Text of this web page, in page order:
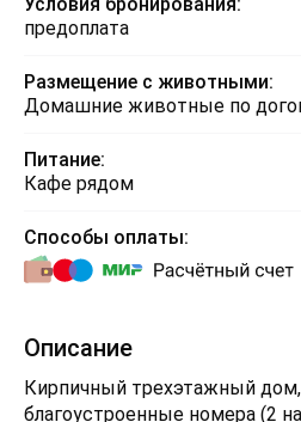
предоплата
Размещение с животными:
Домашние животные по
Питание:
Кафе рядом
Способы оплаты:
Описание
Кирпичный трехэтажный
благоустроенные номера (2